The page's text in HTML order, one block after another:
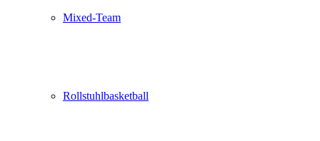
Mixed-Team
Rollstuhlbasketball